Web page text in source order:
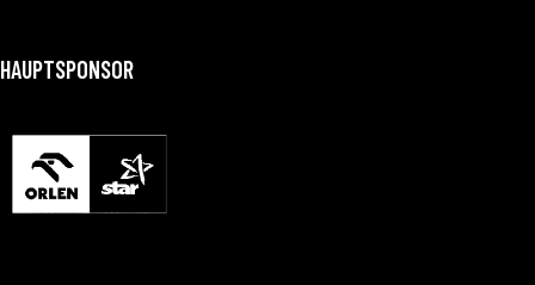
HAUPTSPONSOR